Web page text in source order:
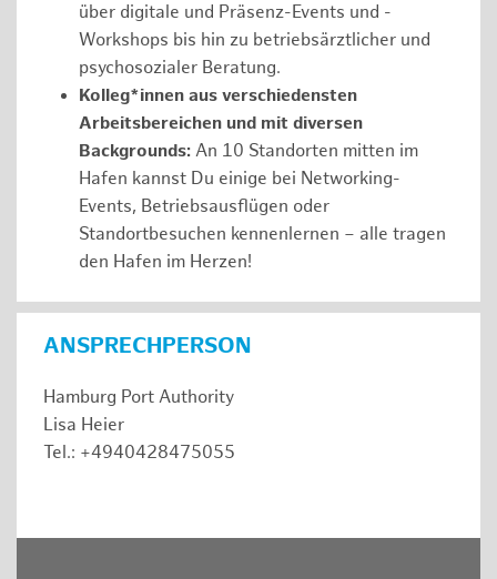
über digitale und Präsenz-Events und -
Workshops bis hin zu betriebsärztlicher und
psychosozialer Beratung.
Kolleg*innen aus verschiedensten
Arbeitsbereichen und mit diversen
Backgrounds: An 10 Standorten mitten im
Hafen kannst Du einige bei Networking-
Events, Betriebsausflügen oder
Standortbesuchen kennenlernen – alle tragen
den Hafen im Herzen!
ANSPRECHPERSON
Hamburg Port Authority
Lisa Heier
Tel.: +4940428475055